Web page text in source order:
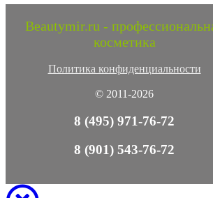
Beautymir.ru -
косметика
Политика конфиденциальности
© 2011-2026
8 (495) 971-76-72
8 (901) 543-76-72